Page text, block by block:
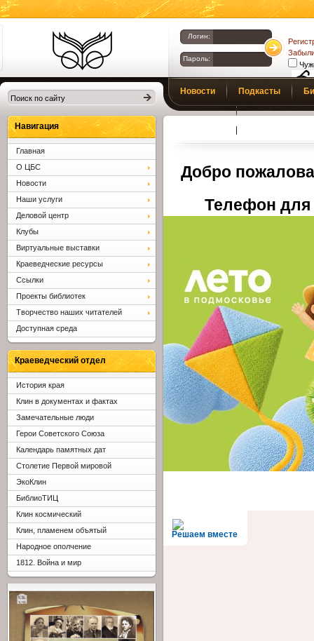
Библиотеки
Клина. Клинская
ЦБС.
Логин:
Пароль:
Новости Подкасты
Добро
Телефон для
Решаем вместе
Навигация
Главная
О ЦБС
Новости
Наши услуги
Деловой центр
Клубы
Виртуальные выставки
Краеведческие ресурсы
Ссылки
Проекты библиотек
Творчество наших читателей
Доступная среда
Краеведческий отдел
История края
Клин в документах и фактах
Замечательные люди
Герои Советского Союза
Календарь памятных дат
Столетие Первой мировой
ЭкоКлин
БиблиоТИЦ
Клин космический
Клин, пламенем объятый
Народное ополчение
1812. Война и мир